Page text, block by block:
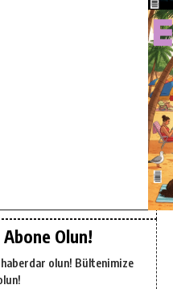
Olun!
olun! Bültenimize